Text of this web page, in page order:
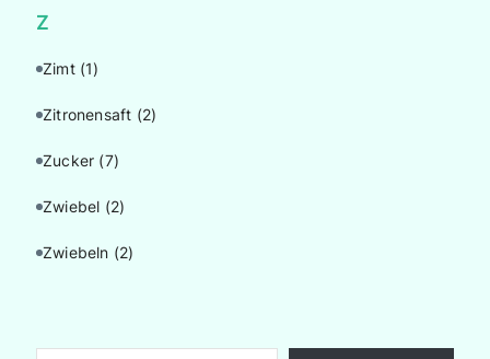
Z
Zimt (1)
Zitronensaft (2)
Zucker (7)
Zwiebel (2)
Zwiebeln (2)
Gib deine E-Mail-Adresse ein ...